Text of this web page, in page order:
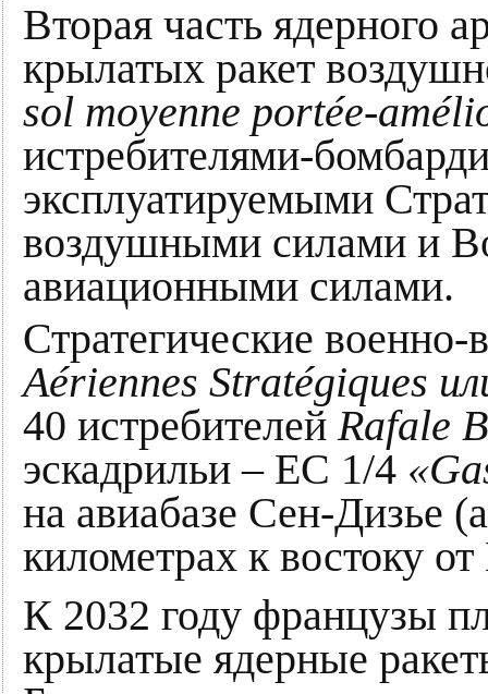
Вторая часть ядерного
крылатых ракет
sol moyenne portée-
истребителями-
эксплуатируемыми
воздушными силами и
авиационными силами.
Стратегические
Aériennes Stratégiques
40 истребителейRafale
эскадрильи – EC 1/4
на авиабазе Сен-Дизье
километрах к востоку
К 2032 году французы
крылатые ядерные